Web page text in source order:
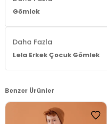
Gömlek
Daha Fazla
Lela Erkek Çocuk Gömlek
Benzer Ürünler